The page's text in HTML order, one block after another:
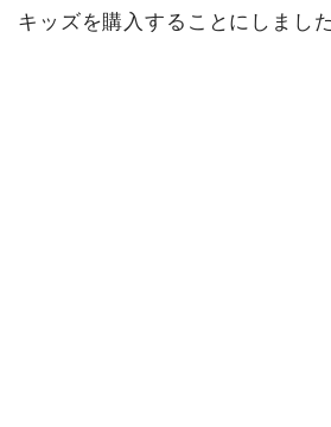
キッズを購入することにしました